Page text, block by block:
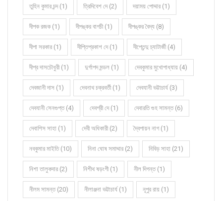
তুহিন কুমার চন্দ (1) ত্রিদিবেশ দে (2) দয়াময় পোদ্দার (1)
দীপক রজক (1) দীপঙ্কর বাগচী (1) দীপঙ্কর বৈদ্য (8)
দীপা সরকার (1) দীপ্তিপ্রকাশ দে (1) দীপ্তেন্দু চ্যাটার্জী (4)
দীপ্র দাসচৌধুরী (1) দুর্গাপদ মন্ডল (1) দেবকুমার মুখোপাধ্যায় (4)
দেবজানী দাস (1) দেবনাথ চক্রবর্তী (1) দেবযানী ভট্টাচার্য (3)
দেবযানী সেনগুপ্ত (4) দেবশ্রী দে (1) দেবারতি গুহ সামন্ত (6)
দেবাশিস সাহা (1) দেবী অধিকারী (2) দ্বৈপায়ন নাগ (1)
নবকুমার মাইতি (10) নিনা ঘোষ সমাদ্দার (2) নিবিড় সাহা (21)
নিশা তালুকদার (2) নিশীথ ষড়ংগী (1) নীল দিগন্ত (1)
নীলম সামন্ত (20) নীলাঞ্জনা ভট্টাচার্য (1) নূপুর রায় (1)